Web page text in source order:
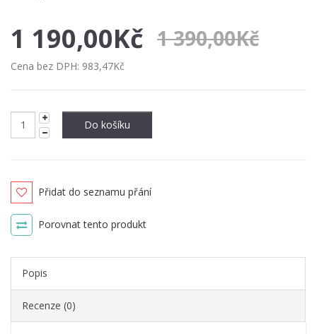
1 190,00Kč 1 390,00Kč
Cena bez DPH: 983,47Kč
Do košíku
Přidat do seznamu přání
Porovnat tento produkt
Popis
Recenze (0)